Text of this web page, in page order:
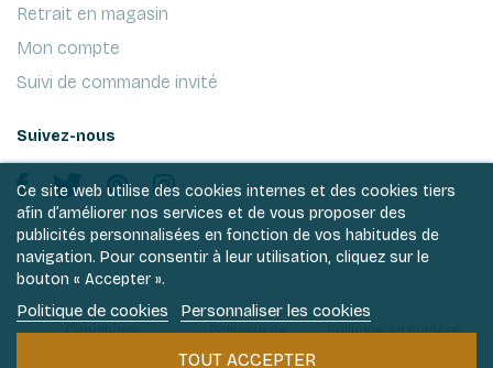
Retrait en magasin
Mon compte
Suivi de commande invité
Suivez-nous
Ce site web utilise des cookies internes et des cookies tiers
afin d’améliorer nos services et de vous proposer des
publicités personnalisées en fonction de vos habitudes de
navigation. Pour consentir à leur utilisation, cliquez sur le
bouton « Accepter ».
Politique de cookies Personnaliser les cookies
TOUT ACCEPTER
Conditions
Politique de
vie privée
Politique en matière